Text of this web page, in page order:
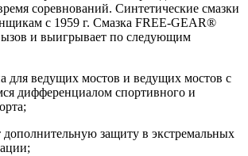
соревнований. Синтетические смазки
с 1959 г. Смазка FREE-GEAR®
и выигрывает по следующим
ведущих мостов и ведущих мостов с
дифференциалом спортивного и
защиту в экстремальных